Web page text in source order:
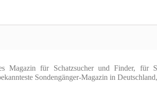
Magazin für Schatzsucher und Finder, für
Sondengänger-Magazin in